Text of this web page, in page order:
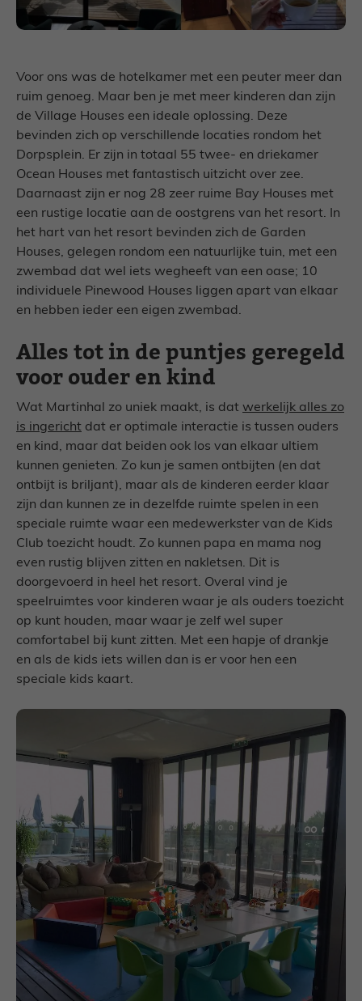
Voor ons was de hotelkamer met een peuter meer dan
ruim genoeg. Maar ben je met meer kinderen dan zijn
de Village Houses een ideale oplossing. Deze
bevinden zich op verschillende locaties rondom het
Dorpsplein. Er zijn in totaal 55 twee- en driekamer
Ocean Houses met fantastisch uitzicht over zee.
Daarnaast zijn er nog 28 zeer ruime Bay Houses met
een rustige locatie aan de oostgrens van het resort. In
het hart van het resort bevinden zich de Garden
Houses, gelegen rondom een natuurlijke tuin, met een
zwembad dat wel iets wegheeft van een oase; 10
individuele Pinewood Houses liggen apart van elkaar
en hebben ieder een eigen zwembad.
Alles tot in de puntjes geregeld
voor ouder en kind
Wat Martinhal zo uniek maakt, is dat werkelijk alles zo
is ingericht dat er optimale interactie is tussen ouders
en kind, maar dat beiden ook los van elkaar ultiem
kunnen genieten. Zo kun je samen ontbijten (en dat
ontbijt is briljant), maar als de kinderen eerder klaar
zijn dan kunnen ze in dezelfde ruimte spelen in een
speciale ruimte waar een medewerkster van de Kids
Club toezicht houdt. Zo kunnen papa en mama nog
even rustig blijven zitten en nakletsen. Dit is
doorgevoerd in heel het resort. Overal vind je
speelruimtes voor kinderen waar je als ouders toezicht
op kunt houden, maar waar je zelf wel super
comfortabel bij kunt zitten. Met een hapje of drankje
en als de kids iets willen dan is er voor hen een
speciale kids kaart.